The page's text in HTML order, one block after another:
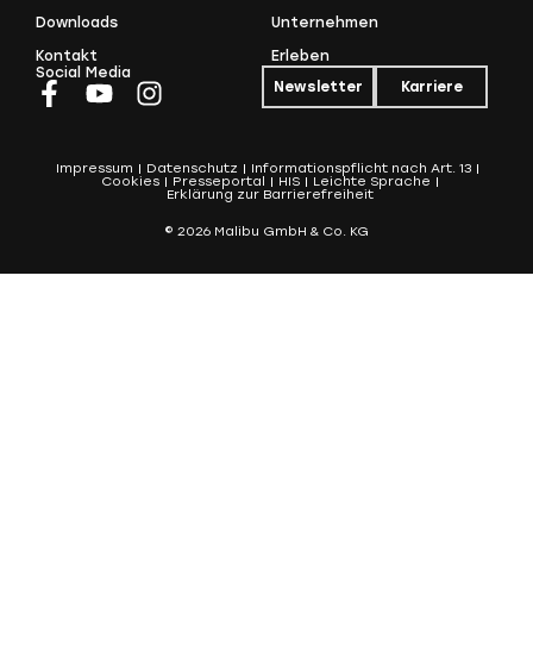
Downloads
Kontakt
Unternehmen
Erleben
Social Media
Newsletter
Karriere
Impressum Datenschutz
Informationspflicht nach Art. 13
Cookies
Presseportal HIS
Leichte Sprache
Erklärung zur Barrierefreiheit
© 2026 Malibu GmbH & Co. KG